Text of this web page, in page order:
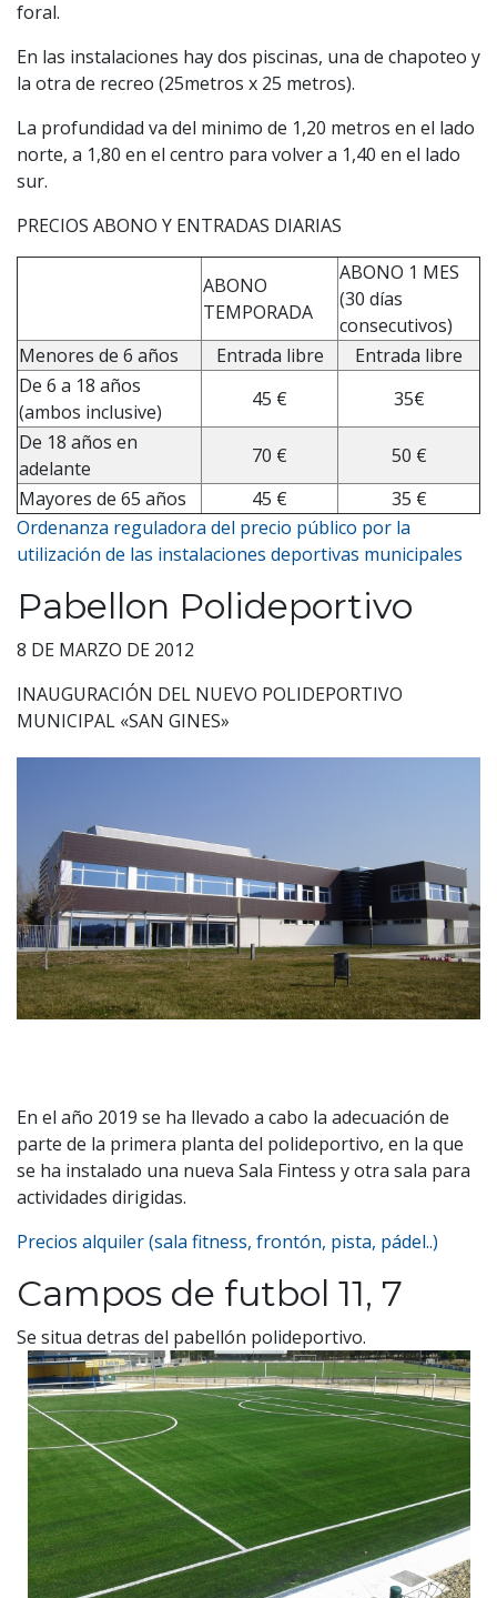
foral.
En las instalaciones hay dos piscinas, una de chapoteo y
la otra de recreo (25metros x 25 metros).
La profundidad va del minimo de 1,20 metros en el lado
norte, a 1,80 en el centro para volver a 1,40 en el lado
sur.
PRECIOS ABONO Y ENTRADAS DIARIAS
ABONO
TEMPORADA
ABONO 1 MES
(30 días
consecutivos)
Menores de 6 años
Entrada libre
Entrada libre
De 6 a 18 años
(ambos inclusive)
45 €
35€
De 18 años en
adelante
70 €
50 €
Mayores de 65 años
45 €
35 €
Ordenanza reguladora del precio público por la
utilización de las instalaciones deportivas municipales
Pabellon Polideportivo
8 DE MARZO DE 2012
INAUGURACIÓN DEL NUEVO POLIDEPORTIVO
MUNICIPAL «SAN GINES»
En el año 2019 se ha llevado a cabo la adecuación de
parte de la primera planta del polideportivo, en la que
se ha instalado una nueva Sala Fintess y otra sala para
actividades dirigidas.
Precios alquiler (sala fitness, frontón, pista, pádel..)
Campos de futbol 11, 7
Se situa detras del pabellón polideportivo.